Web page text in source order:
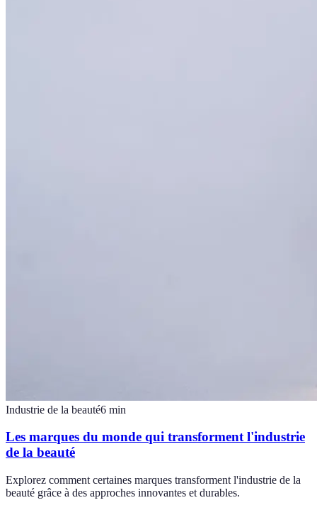
Industrie de la beauté6 min
Les marques du monde qui transforment l'industrie
de la beauté
Explorez comment certaines marques transforment l'industrie de la
beauté grâce à des approches innovantes et durables.